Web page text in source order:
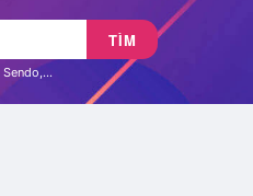
TÌM
Sendo,...